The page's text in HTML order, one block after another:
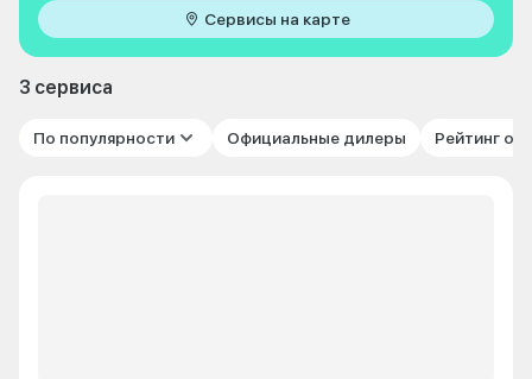
Сервисы на карте
3 сервиса
По популярности Официальные дилеры Рейтинг